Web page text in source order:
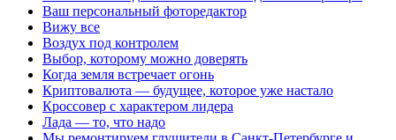
Ваш персональный фоторедактор
Вижу все
Воздух под контролем
Выбор, которому можно доверять
Когда земля встречает огонь
Криптовалюта — будущее, которое уже настало
Кроссовер с характером лидера
Лада — то, что надо